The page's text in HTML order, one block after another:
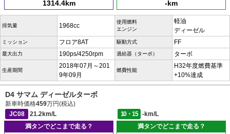
1314.4km -km
排気量 1968cc
使用燃料
エンジン
軽油
ディーゼル
ミッション フロア8AT 駆動方式 FF
最大出力 190ps/4250rpm 過給器（ターボ） ターボ
生産期間
2018年07月～201
9年09月
燃費性能
H32年度燃費基準
+10%達成
D4 サマム ディーゼルターボ
新車時価格459万円(税込)
JC08
21.2km/L 10・15
-km/L
満タンでどこまで走る？
満タンでどこまで走る？